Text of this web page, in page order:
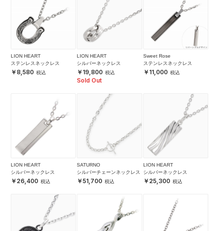
LION HEART
ステンレスネックレス
8,580
LION HEART
シルバーネックレス
19,800
Sold Out
Sweet Rose
ステンレスネックレス
11,000
LION HEART
シルバーネックレス
26,400
SATURNO
シルバーチェーンネックレス
51,700
LION HEART
シルバーネックレス
25,300